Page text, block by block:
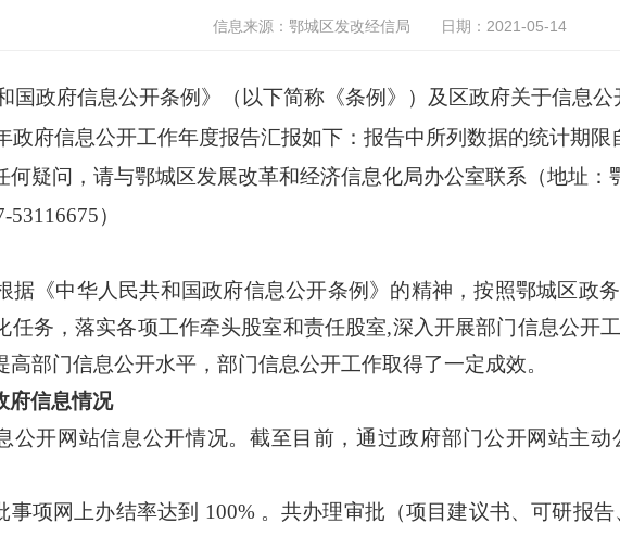
信息来源：鄂城区发改经信局 日期：2021-05-14
国政府信息公开条例》（以下简称《条例》）及区政府关于信息
政府信息公开工作年度报告汇报如下：报告中所列数据的统计期限
何疑问，请与鄂城区发展改革和经济信息化局办公室联系（地址：
）
据《中华人民共和国政府信息公开条例》的精神，按照鄂城区政
任务，落实各项工作牵头股室和责任股室,深入开展部门信息公开
高部门信息公开水平，部门信息公开工作取得了一定成效。
府信息情况
公开网站信息公开情况。截至目前，通过政府部门公开网站主动
事项网上办结率达到 100% 。共办理审批（项目建议书、可研报